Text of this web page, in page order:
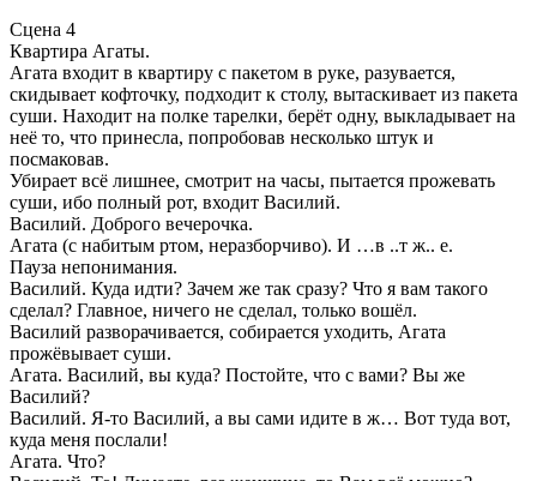
Сцена 4
Квартира Агаты.
Агата входит в квартиру с пакетом в руке, разувается,
скидывает кофточку, подходит к столу, вытаскивает из пакета
суши. Находит на полке тарелки, берёт одну, выкладывает на
неё то, что принесла, попробовав несколько штук и
посмаковав.
Убирает всё лишнее, смотрит на часы, пытается прожевать
суши, ибо полный рот, входит Василий.
Василий. Доброго вечерочка.
Агата (с набитым ртом, неразборчиво). И …в ..т ж.. е.
Пауза непонимания.
Василий. Куда идти? Зачем же так сразу? Что я вам такого
сделал? Главное, ничего не сделал, только вошёл.
Василий разворачивается, собирается уходить, Агата
прожёвывает суши.
Агата. Василий, вы куда? Постойте, что с вами? Вы же
Василий?
Василий. Я-то Василий, а вы сами идите в ж… Вот туда вот,
куда меня послали!
Агата. Что?